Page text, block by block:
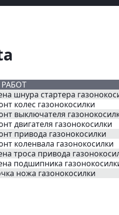
шнура стартера
колес газонокосилки
выключателя
двигателя газонокосилки
привода газонокосилки
коленвала газонокосилки
троса привода
подшипника
ножа газонокосилки